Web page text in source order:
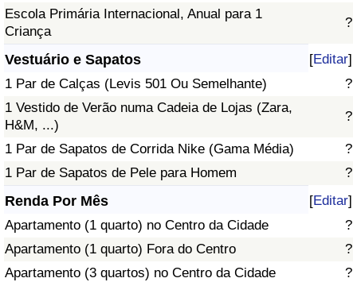
Escola Primária Internacional, Anual para 1
Criança
?
Vestuário e Sapatos [Editar]
1 Par de Calças (Levis 501 Ou Semelhante)
?
1 Vestido de Verão numa Cadeia de Lojas (Zara,
H&M, ...)
?
1 Par de Sapatos de Corrida Nike (Gama Média)
?
1 Par de Sapatos de Pele para Homem
?
Renda Por Mês [Editar]
Apartamento (1 quarto) no Centro da Cidade
?
Apartamento (1 quarto) Fora do Centro
?
Apartamento (3 quartos) no Centro da Cidade
?